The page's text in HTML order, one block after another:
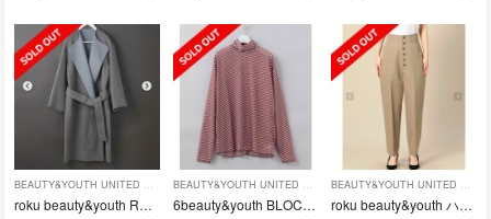
BEAUTY&YOUTH UNITED ARROWS
roku beauty&youth REVER SEWING GOWN COAT
BEAUTY&YOUTH UNITED ARROWS
6beauty&youth BLOCK PRINT TURTLE NECK
BEAUTY&YOUTH UNITED ARROWS
roku beauty&youth ハイウエストフロントボタンパンツ